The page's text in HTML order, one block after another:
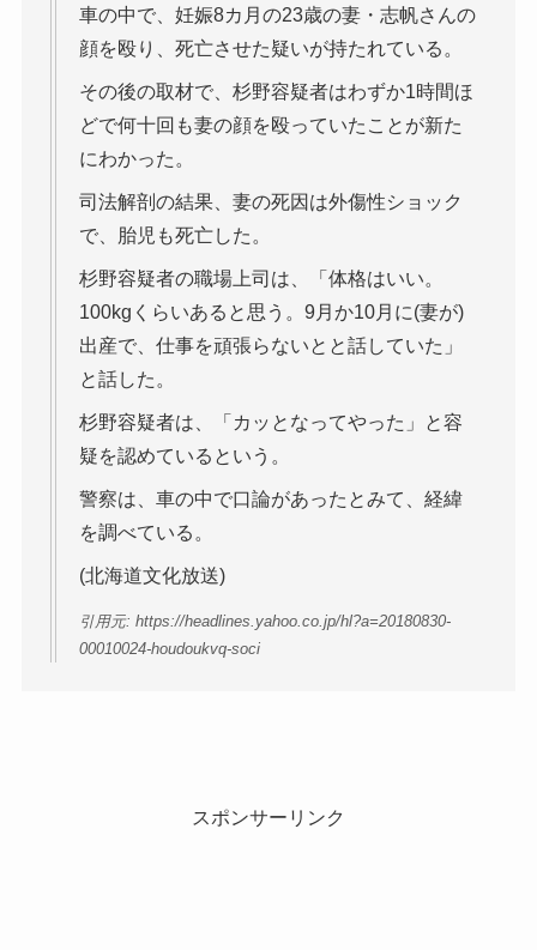
車の中で、妊娠8カ月の23歳の妻・志帆さんの
顔を殴り、死亡させた疑いが持たれている。
その後の取材で、杉野容疑者はわずか1時間ほ
どで何十回も妻の顔を殴っていたことが新た
にわかった。
司法解剖の結果、妻の死因は外傷性ショック
で、胎児も死亡した。
杉野容疑者の職場上司は、「体格はいい。
100kgくらいあると思う。9月か10月に(妻が)
出産で、仕事を頑張らないとと話していた」
と話した。
杉野容疑者は、「カッとなってやった」と容
疑を認めているという。
警察は、車の中で口論があったとみて、経緯
を調べている。
(北海道文化放送)
引用元: https://headlines.yahoo.co.jp/hl?a=20180830-
00010024-houdoukvq-soci
スポンサーリンク